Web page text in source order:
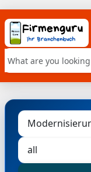
Keyword search